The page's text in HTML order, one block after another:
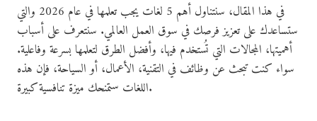
في هذا المقال، سنتناول أهم 5 لغات يجب تعلمها في عام 2026 والتي
ستساعدك على تعزيز فرصك في سوق العمل العالمي. سنتعرف على أسباب
أهميتها، المجالات التي تُستخدم فيها، وأفضل الطرق لتعلمها بسرعة وفاعلية.
سواء كنت تبحث عن وظائف في التقنية، الأعمال، أو السياحة، فإن هذه
اللغات ستمنحك ميزة تنافسية كبيرة.